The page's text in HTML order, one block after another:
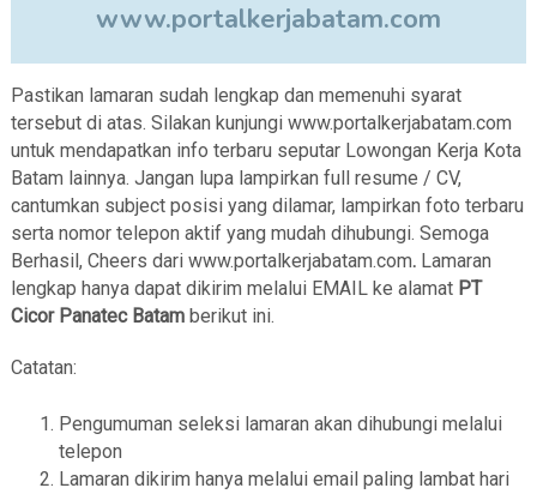
www.portalkerjabatam.com
Pastikan lamaran sudah lengkap dan memenuhi syarat
tersebut di atas. Silakan kunjungi www.portalkerjabatam.com
untuk mendapatkan info terbaru seputar Lowongan Kerja Kota
Batam lainnya. Jangan lupa lampirkan full resume / CV,
cantumkan subject posisi yang dilamar, lampirkan foto terbaru
serta nomor telepon aktif yang mudah dihubungi. Semoga
Berhasil, Cheers dari www.portalkerjabatam.com.Lamaran
lengkap hanya dapat dikirim melalui EMAIL ke alamat PT
Cicor Panatec Batamberikut ini.
Catatan:
Pengumuman seleksi lamaran akan dihubungi melalui
telepon
Lamaran dikirim hanya melalui email paling lambat hari